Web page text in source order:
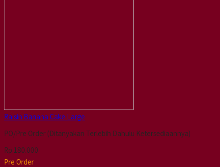
Raisin Banana Cake Large
PO/Pre Order (Ditanyakan Terlebih Dahulu Ketersediaannya)
Rp 180.000
Pre Order